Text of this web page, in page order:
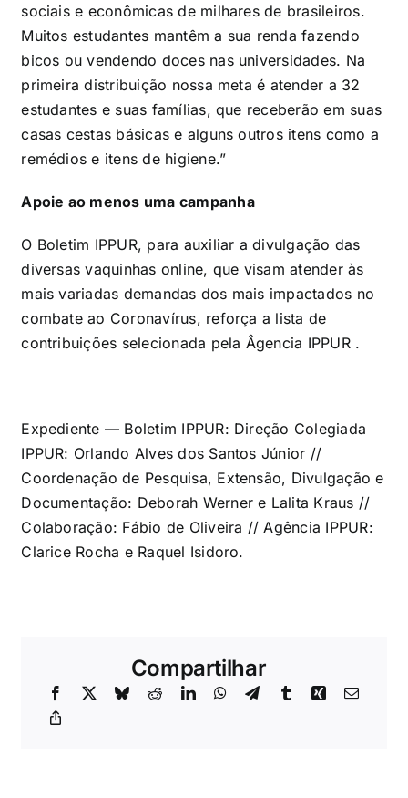
sociais e econômicas de milhares de brasileiros.
Muitos estudantes mantêm a sua renda fazendo
bicos ou vendendo doces nas universidades. Na
primeira distribuição nossa meta é atender a 32
estudantes e suas famílias, que receberão em suas
casas cestas básicas e alguns outros itens como a
remédios e itens de higiene.”
Apoie ao menos uma campanha
O Boletim IPPUR, para auxiliar a divulgação das
diversas vaquinhas online, que visam atender às
mais variadas demandas dos mais impactados no
combate ao Coronavírus, reforça a lista de
contribuições selecionada pela Âgencia IPPUR .
Expediente — Boletim IPPUR: Direção Colegiada
IPPUR: Orlando Alves dos Santos Júnior //
Coordenação de Pesquisa, Extensão, Divulgação e
Documentação: Deborah Werner e Lalita Kraus //
Colaboração: Fábio de Oliveira // Agência IPPUR:
Clarice Rocha e Raquel Isidoro.
Compartilhar